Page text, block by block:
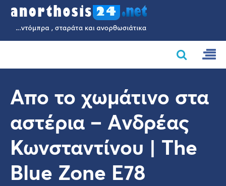
Απο το χωμάτινο στα
αστέρια – Aνδρέας
Κωνσταντίνου | The
Blue Zone E78